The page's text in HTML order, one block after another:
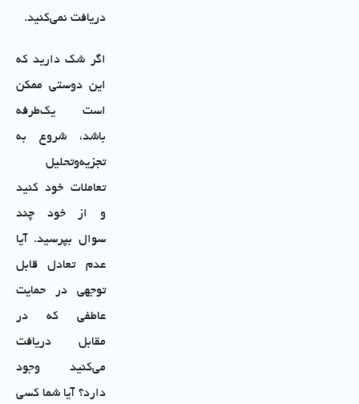
دریافت نمی‌کنید.
اگر شک دارید که
این دوستی ممکن
است یک‌طرفه
باشد، شروع به
تجزیه‌و‌تحلیل
تعاملات خود کنید
و از خود چند
سوال بپرسید. آیا
عدم تعادل قابل
توجهی در حمایت
عاطفی که در
مقابل دریافت
می‌کنید وجود
دارد؟ آیا شما کسی